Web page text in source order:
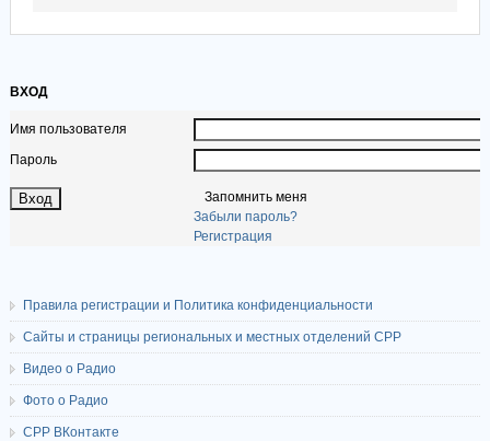
ВХОД
Имя пользователя
Пароль
Запомнить меня
Забыли пароль?
Регистрация
Правила регистрации и Политика конфиденциальности
Сайты и страницы региональных и местных отделений СРР
Видео о Радио
Фото о Радио
СРР ВКонтакте